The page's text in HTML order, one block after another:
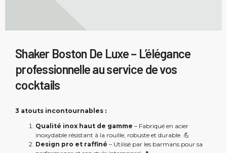
Shaker Boston De Luxe – L’élégance
professionnelle au service de vos
cocktails
3 atouts incontournables :
Qualité inox haut de gamme – Fabriqué en acier
inoxydable résistant à la rouille, robuste et durable. 💪
Design pro et raffiné – Utilisé par les barmans pour sa